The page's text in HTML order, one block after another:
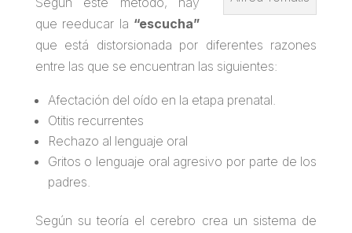
que reeducar la “escucha”
que está distorsionada por diferentes razones
entre las que se encuentran las siguientes:
Afectación del oído en la etapa prenatal.
Otitis recurrentes
Rechazo al lenguaje oral
Gritos o lenguaje oral agresivo por parte de los
padres.
Según su teoría el cerebro crea un sistema de